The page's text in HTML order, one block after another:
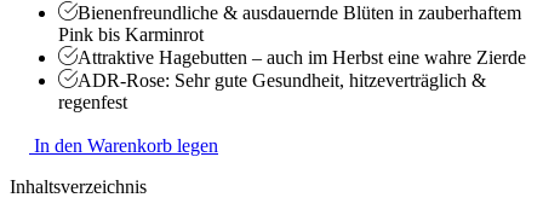
Bienenfreundliche & ausdauernde Blüten in zauberhaftem
Pink bis Karminrot
Attraktive Hagebutten – auch im Herbst eine wahre Zierde
ADR-Rose: Sehr gute Gesundheit, hitzeverträglich &
regenfest
In den Warenkorb legen
Inhaltsverzeichnis